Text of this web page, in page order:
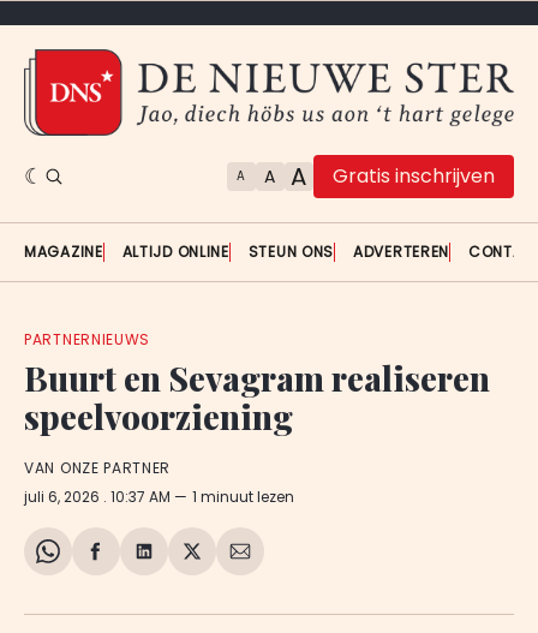
A A A Gratis inschrijven
MAGAZINE ALTIJD ONLINE STEUN ONS ADVERTEREN
PARTNERNIEUWS
Buurt en Sevagram realiseren
speelvoorziening
VAN ONZE PARTNER
juli 6, 2026 . 10:37 AM 1 minuut lezen
Share
WhatsApp
Delen
Facebook
Delen
LinkedIn
Share
X
Deel
E-